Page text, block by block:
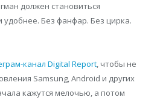
должен становиться
удобнее. Без фанфар. Без цирка.
канал Digital Report, чтобы не
Samsung, Android и других
кажутся мелочью, а потом